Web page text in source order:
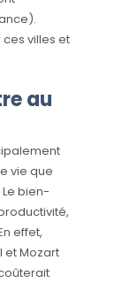
villes et
au
vie que
bien-
effet,
et Mozart